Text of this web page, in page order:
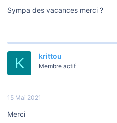
Sympa des vacances merci ?
K krittou
Membre actif
15 Mai 2021
Merci